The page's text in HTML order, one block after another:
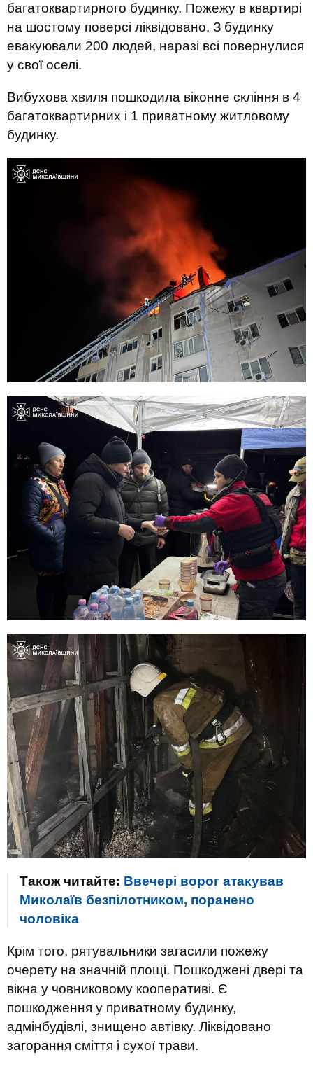
багатоквартирного будинку. Пожежу в квартирі
на шостому поверсі ліквідовано. З будинку
евакуювали 200 людей, наразі всі повернулися
у свої оселі.
Вибухова хвиля пошкодила віконне скління в 4
багатоквартирних і 1 приватному житловому
будинку.
Також читайте: Ввечері ворог атакував
Миколаїв безпілотником, поранено
чоловіка
Крім того, рятувальники загасили пожежу
очерету на значній площі. Пошкоджені двері та
вікна у човниковому кооперативі. Є
пошкодження у приватному будинку,
адмінбудівлі, знищено автівку. Ліквідовано
загорання сміття і сухої трави.